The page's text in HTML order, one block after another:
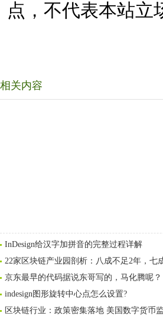
点，不代表本站立
相关内容
InDesign给汉字加拼音的完整过程详解
22家区块链产业园剖析：八成不足2年，七
京东最早的代码据说东哥写的，马化腾呢？
indesign图形旋转中心点怎么设置?
区块链行业：政策密集落地 美国数字货币